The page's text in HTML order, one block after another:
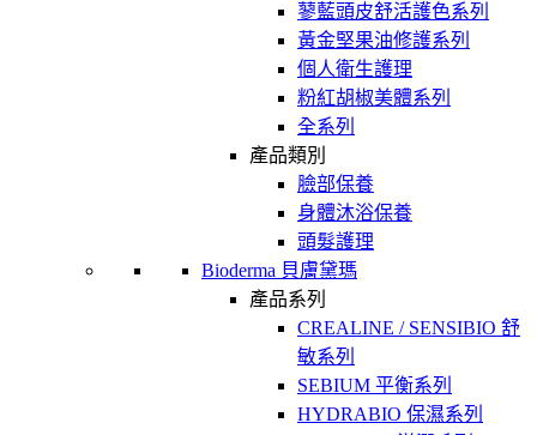
蓼藍頭皮舒活護色系列
黃金堅果油修護系列
個人衛生護理
粉紅胡椒美體系列
全系列
產品類別
臉部保養
身體沐浴保養
頭髮護理
Bioderma 貝膚黛瑪
產品系列
CREALINE / SENSIBIO 舒
敏系列
SEBIUM 平衡系列
HYDRABIO 保濕系列